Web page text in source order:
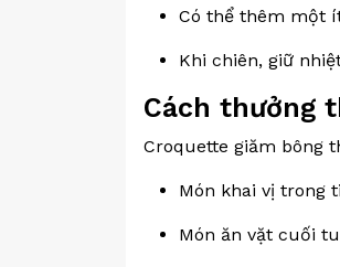
Có thể thêm một
Khi chiên, giữ
Cách thưởng
Croquette giăm bông
Món khai vị trong
Món ăn vặt cuối